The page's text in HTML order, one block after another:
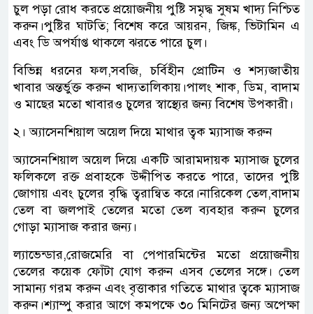
চুল পড়া রোধ করতে প্রয়োজনীয় পুষ্টি সমৃদ্ধ সুষম খাদ্য নিশ্চিত
করুন।পুষ্টির ঘাটতি; বিশেষ করে আয়রন, জিঙ্ক, ভিটামিন এ
এবং ডি অপর্যাপ্ত থাকলে ঝরতে পারে চুল।
বিভিন্ন ধরনের ফল,সবজি, চর্বিহীন প্রোটিন ও শস্যজাতীয়
খাবার অন্তর্ভুক্ত করুন খাদ্যতালিকায়।পালং শাক, ডিম, বাদাম
ও মাছের মতো খাবারও চুলের স্বাস্থ্যের জন্য বিশেষ উপকারী।
২। অ্যাসেনশিয়াল অয়েল দিয়ে মাথার ত্বক ম্যাসাজ করুন
অ্যাসেনশিয়াল অয়েল দিয়ে একটি আরামদায়ক ম্যাসাজ চুলের
ফলিকলে রক্ত প্রবাহকে উদ্দীপিত করতে পারে, তাদের পুষ্টি
জোগায় এবং চুলের বৃদ্ধি ত্বরান্বিত করে।নারিকেল তেল,বাদাম
তেল বা জলপাই তেলের মতো তেল ব্যবহার করুন চুলের
গোড়া ম্যাসাজ করার জন্য।
ল্যাভেন্ডার,রোজমেরি বা পেপারমিন্টের মতো প্রয়োজনীয়
তেলের কয়েক ফোঁটা যোগ করুন এসব তেলের সঙ্গে। তেল
সামান্য গরম করুন এবং বৃত্তাকার গতিতে মাথার ত্বকে ম্যাসাজ
করুন।শ্যাম্পু করার আগে কমপক্ষে ৩০ মিনিটের জন্য অপেক্ষা